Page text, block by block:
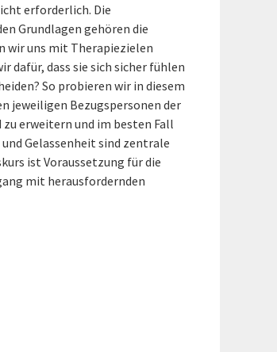
erforderlich. Die
Grundlagen gehören die
wir uns mit Therapiezielen
dafür, dass sie sich sicher fühlen
So probieren wir in diesem
jeweiligen Bezugspersonen der
zu erweitern und im besten Fall
Gelassenheit sind zentrale
ist Voraussetzung für die
mit herausfordernden